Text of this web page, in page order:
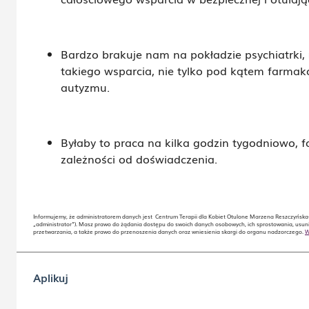
Bardzo brakuje nam na pokładzie
takiego wsparcia, nie tylko pod kątem
autyzmu.
Byłaby to praca na kilka godzin tygodniowo,
zależności od doświadczenia.
Informujemy, że administratorem danych jest Centrum Terapii dla Kobiet Otulone Marzena
„administrator”). Masz prawo do żądania dostępu do swoich danych osobowych, ich sprostowania,
przetwarzania, a także prawo do przenoszenia danych oraz wniesienia skargi do organu nadzorczego.
Aplikuj